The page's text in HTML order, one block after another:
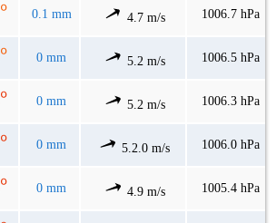
0.1 mm 4.7 m/s 1006.7 hPa
0 mm 5.2 m/s 1006.5 hPa
0 mm 5.2 m/s 1006.3 hPa
0 mm 5.2.0 m/s 1006.0 hPa
0 mm 4.9 m/s 1005.4 hPa